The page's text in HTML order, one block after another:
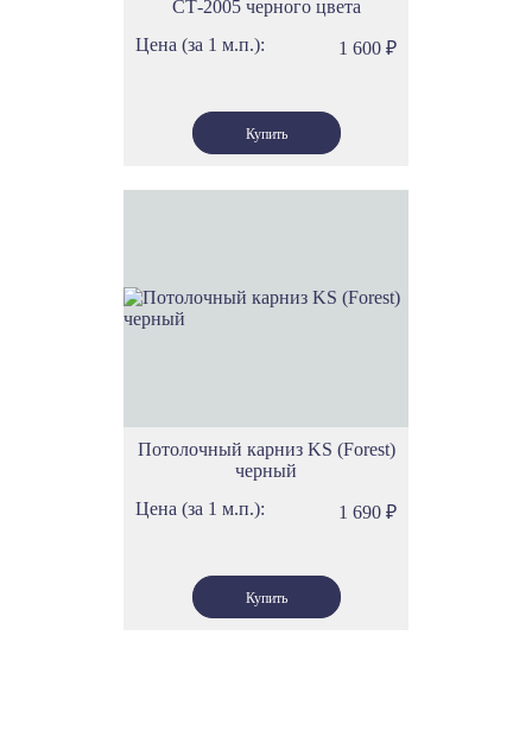
СТ-2005 черного цвета
Цена (за 1 м.п.):
1 600 ₽
Потолочный карниз KS (Forest)
черный
Цена (за 1 м.п.):
1 690 ₽